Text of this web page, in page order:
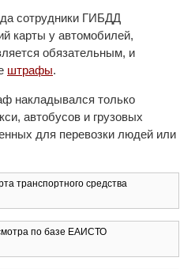
сотрудники ГИБДД
карты у автомобилей,
обязательным, и
штрафы.
накладывался только
автобусов и грузовых
для перевозки людей или
транспортного средства
по базе ЕАИСТО